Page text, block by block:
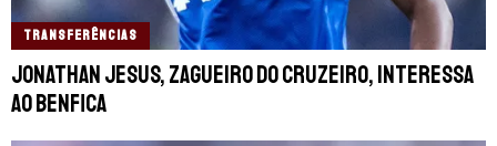
TRANSFERÊNCIAS
Jonathan Jesus, zagueiro do Cruzeiro, interessa
ao Benfica